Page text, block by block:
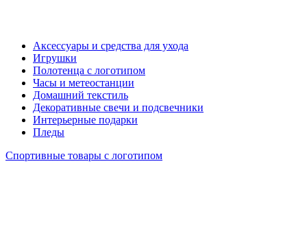
Аксессуары и средства для ухода
Игрушки
Полотенца с логотипом
Часы и метеостанции
Домашний текстиль
Декоративные свечи и подсвечники
Интерьерные подарки
Пледы
Спортивные товары с логотипом